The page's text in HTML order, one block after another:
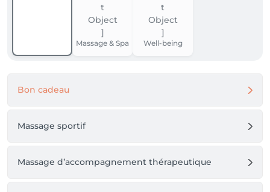
Massage & Spa Well-being
Bon cadeau
Massage sportif
Massage d’accompagnement thérapeutique